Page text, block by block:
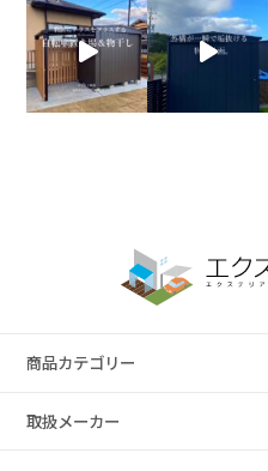
商品カテゴリー
取扱メーカー